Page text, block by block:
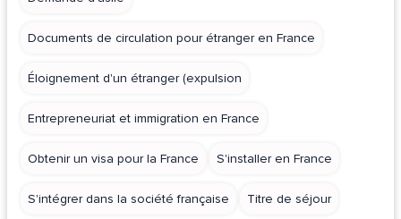
Documents de circulation pour étranger en France
Éloignement d'un étranger (expulsion
Entrepreneuriat et immigration en France
Obtenir un visa pour la France S'installer en France
S'intégrer dans la société française Titre de séjour